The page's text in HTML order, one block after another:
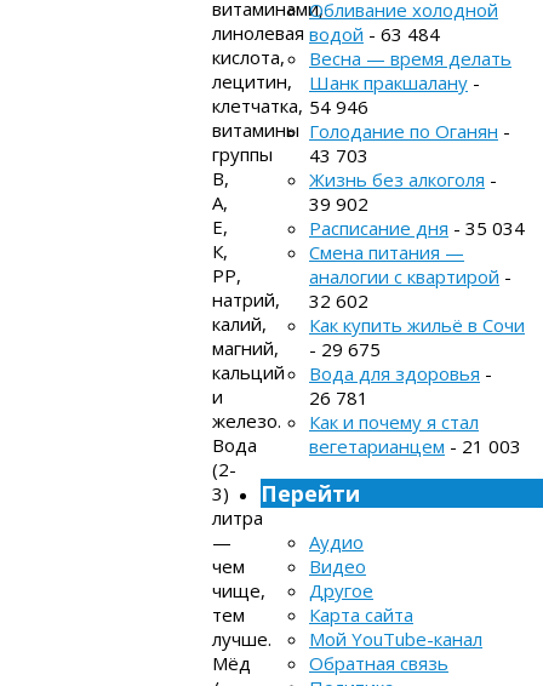
витаминами,
линолевая
кислота,
лецитин,
клетчатка,
витамины
группы
В,
А,
Е,
К,
РР,
натрий,
калий,
магний,
кальций
и
железо.
Вода
(2-
3)
литра
—
чем
чище,
тем
лучше.
Мёд
Обливание холодной
водой - 63 484
Весна — время делать
Шанк пракшалану -
54 946
Голодание по Оганян -
43 703
Жизнь без алкоголя -
39 902
Расписание дня - 35 034
Смена питания —
аналогии с квартирой -
32 602
Как купить жильё в Сочи
- 29 675
Вода для здоровья -
26 781
Как и почему я стал
вегетарианцем - 21 003
Перейти
Аудио
Видео
Другое
Карта сайта
Мой YouTube-канал
Обратная связь